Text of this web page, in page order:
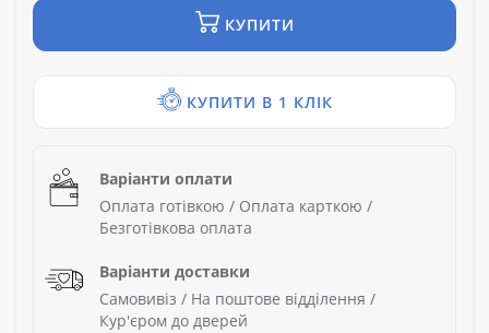
КУПИТИ
КУПИТИ В 1 КЛІК
Варіанти оплати
Оплата готівкою / Оплата карткою /
Безготівкова оплата
Варіанти доставки
Самовивіз / На поштове відділення /
Кур'єром до дверей